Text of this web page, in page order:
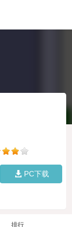
PC下载
排行